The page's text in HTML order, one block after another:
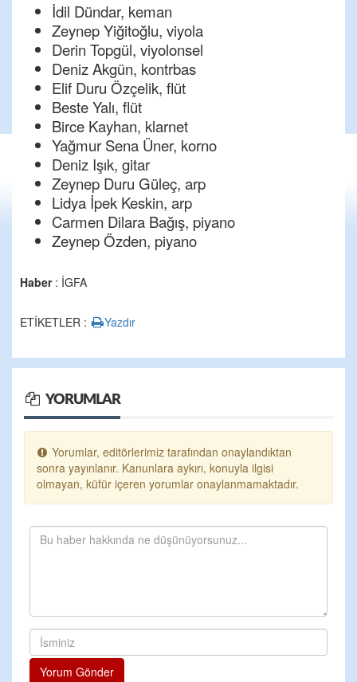
İdil Dündar, keman
Zeynep Yiğitoğlu, viyola
Derin Topgül, viyolonsel
Deniz Akgün, kontrbas
Elif Duru Özçelik, flüt
Beste Yalı, flüt
Birce Kayhan, klarnet
Yağmur Sena Üner, korno
Deniz Işık, gitar
Zeynep Duru Güleç, arp
Lidya İpek Keskin, arp
Carmen Dilara Bağış, piyano
Zeynep Özden, piyano
Haber: İGFA
ETİKETLER : Yazdır
YORUMLAR
Yorumlar, editörlerimiz tarafından onaylandıktan
sonra yayınlanır. Kanunlara aykırı, konuyla ilgisi
olmayan, küfür içeren yorumlar onaylanmamaktadır.
Yorum Gönder